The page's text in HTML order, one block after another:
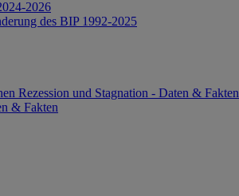
2026
des BIP 1992-2025
Rezession und Stagnation - Daten & Fakten
& Fakten